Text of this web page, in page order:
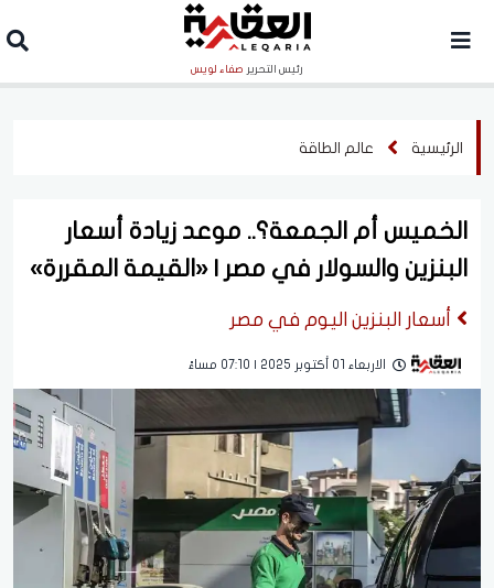
رئيس التحرير صفاء لويس
الرئيسية عالم الطاقة
الخميس أم الجمعة؟.. موعد زيادة أسعار
البنزين والسولار في مصر | «القيمة المقررة»
أسعار البنزين اليوم في مصر
الاربعاء 01 أكتوبر 2025 | 07:10 مساءً